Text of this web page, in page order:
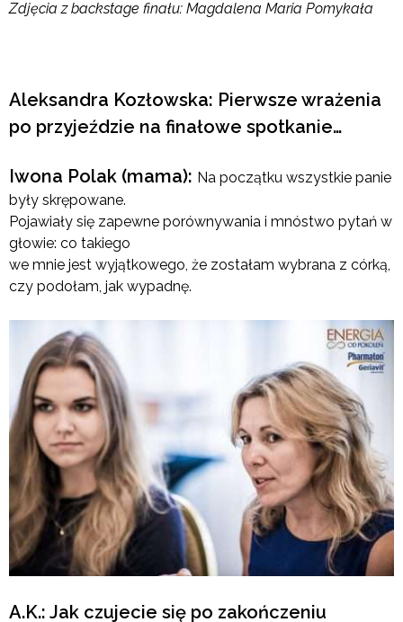
Zdjęcia z backstage finału: Magdalena Maria Pomykała
Aleksandra Kozłowska: Pierwsze wrażenia
po przyjeździe na finałowe spotkanie…
Iwona Polak (mama): Na początku wszystkie panie
były skrępowane.
Pojawiały się zapewne porównywania i mnóstwo pytań w
głowie: co takiego
we mnie jest wyjątkowego, że zostałam wybrana z córką,
czy podołam, jak wypadnę.
A.K.: Jak czujecie się po zakończeniu